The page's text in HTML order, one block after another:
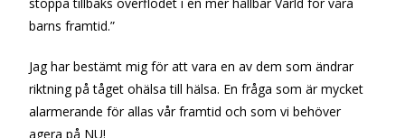
barns framtid.”
Jag har bestämt mig för att vara en av dem som ändrar
riktning på tåget ohälsa till hälsa. En fråga som är mycket
alarmerande för allas vår framtid och som vi behöver
agera på NU!